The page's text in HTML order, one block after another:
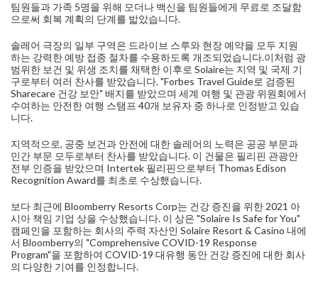
팀원들과 가족 5명을 위해 모더나 백신을 팀원들에게 무료로 조달함
으로써 회복 계획의 단계를 밟았습니다.
솔레어 극장의 일부 구역은 드라이브 스루와 현장 예약을 모두 지원
하는 강력한 예방 접종 절차를 수용하도록 개조되었습니다.이처럼 광
범위한 보건 및 위생 조치를 채택한 이후로 Solaire는 지역 및 국제 기
구로부터 여러 찬사를 받았습니다. "Forbes Travel Guide로 검증된
Sharecare 건강 보안" 배지를 받았으며 세계 여행 및 관광 위원회에서
수여하는 안전한 여행 스탬프 40개 보유자 중 하나로 인정받고 있습
니다.
지역적으로, 공중 보건과 안전에 대한 솔레어의 노력은 공공 부문과
민간 부문 모두로부터 찬사를 받았습니다. 이 건물은 필리핀 관광안
전부 인증을 받았으며 Intertek 필리핀으로부터 Thomas Edison
Recognition Award를 최초로 수상했습니다.
보다 최근에 Bloomberry Resorts Corp는 건강 증진을 위한 2021 아
시아 책임 기업 상을 수상했습니다. 이 상은 "Solaire Is Safe for You"
캠페인을 포함하는 회사의 주력 자산인 Solaire Resort & Casino 내에
서 Bloomberry의 "Comprehensive COVID-19 Response
Program"을 포함하여 COVID-19 대유행 동안 건강 증진에 대한 회사
의 다양한 기여를 인정합니다.